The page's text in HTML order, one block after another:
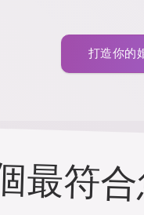
打造你的
最符合